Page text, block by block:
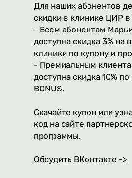
Для наших абонентов
скидки в клинике ЦИР
- Всем абонентам
доступна скидка 3% на
клиники по купону и
- Премиальным
доступна скидка 10% по
BONUS.
Скачайте купон или
код на сайте
программы.
Обсудить ВКонтакте ->